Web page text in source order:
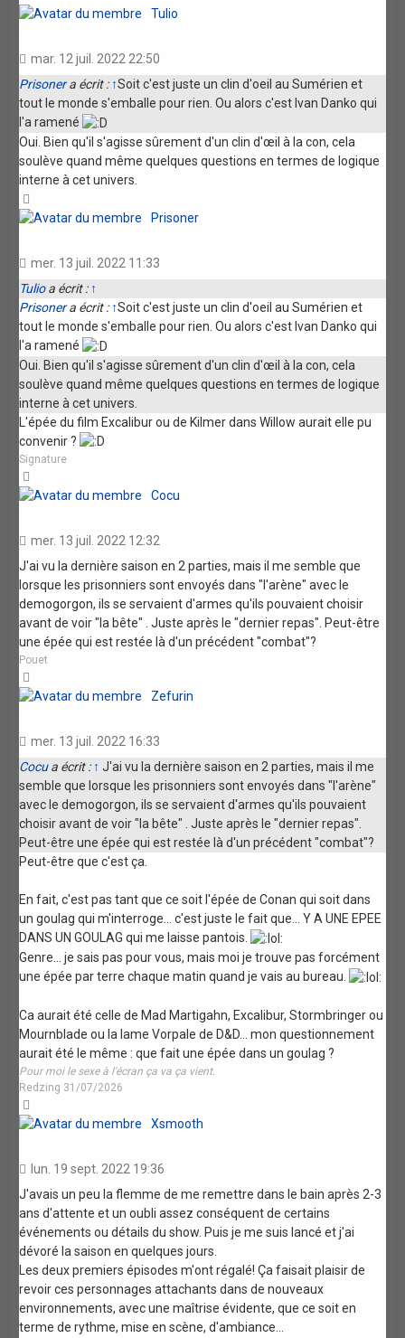
Tulio
mar. 12 juil. 2022 22:50
Prisonera écrit : ↑Soit c'est juste un clin d'oeil au Sumérien et
tout le monde s'emballe pour rien. Ou alors c'est Ivan Danko qui
l'a ramené
Oui. Bien qu'il s'agisse sûrement d'un clin d'œil à la con, cela
soulève quand même quelques questions en termes de logique
interne à cet univers.
Prisoner
mer. 13 juil. 2022 11:33
Tulioa écrit : ↑
Prisonera écrit : ↑Soit c'est juste un clin d'oeil au Sumérien et
tout le monde s'emballe pour rien. Ou alors c'est Ivan Danko qui
l'a ramené
Oui. Bien qu'il s'agisse sûrement d'un clin d'œil à la con, cela
soulève quand même quelques questions en termes de logique
interne à cet univers.
L'épée du film Excalibur ou de Kilmer dans Willow aurait elle pu
convenir ?
Signature
Cocu
mer. 13 juil. 2022 12:32
J'ai vu la dernière saison en 2 parties, mais il me semble que
lorsque les prisonniers sont envoyés dans "l'arène" avec le
demogorgon, ils se servaient d'armes qu'ils pouvaient choisir
avant de voir "la bête" . Juste après le "dernier repas". Peut-être
une épée qui est restée là d'un précédent "combat"?
Pouet
Zefurin
mer. 13 juil. 2022 16:33
Cocua écrit : ↑ J'ai vu la dernière saison en 2 parties, mais il me
semble que lorsque les prisonniers sont envoyés dans "l'arène"
avec le demogorgon, ils se servaient d'armes qu'ils pouvaient
choisir avant de voir "la bête" . Juste après le "dernier repas".
Peut-être une épée qui est restée là d'un précédent "combat"?
Peut-être que c'est ça.
En fait, c'est pas tant que ce soit l'épée de Conan qui soit dans
un goulag qui m'interroge... c'est juste le fait que... Y A UNE EPEE
DANS UN GOULAG qui me laisse pantois.
Genre... je sais pas pour vous, mais moi je trouve pas forcément
une épée par terre chaque matin quand je vais au bureau.
Ca aurait été celle de Mad Martigahn, Excalibur, Stormbringer ou
Mournblade ou la lame Vorpale de D&D... mon questionnement
aurait été le même : que fait une épée dans un goulag ?
Pour moi le sexe à l'écran ça va ça vient.
Redzing 31/07/2026
Xsmooth
lun. 19 sept. 2022 19:36
J'avais un peu la flemme de me remettre dans le bain après 2-3
ans d'attente et un oubli assez conséquent de certains
événements ou détails du show. Puis je me suis lancé et j'ai
dévoré la saison en quelques jours.
Les deux premiers épisodes m'ont régalé! Ça faisait plaisir de
revoir ces personnages attachants dans de nouveaux
environnements, avec une maîtrise évidente, que ce soit en
terme de rythme, mise en scène, d'ambiance...